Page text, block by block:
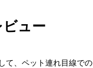
ュー
て、ペット連れ目線での